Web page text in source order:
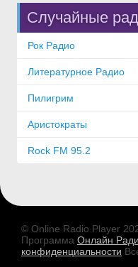
Случайные
Рок Радио
Литературное Радио
Пилигрим
Аристократы
Rock FM 95.2
© Online Radio Player
Программа Онлайн
конфиденциальности